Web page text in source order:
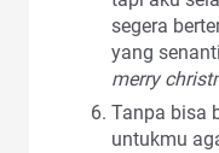
segera
yang
merry
Tanpa bisa
untukmu